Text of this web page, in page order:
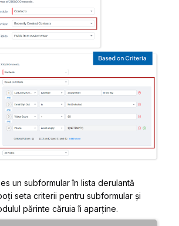
un subformularîn lista derulantă
seta criterii pentru subformular și
părinte căruia îi aparține.